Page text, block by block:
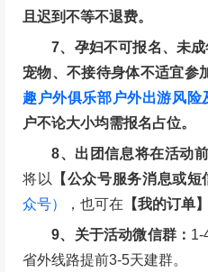
1、退款保障：因组织方
还报名费
2、涉及大交通（特指
地）的行程，请务必联系客
认成行后方可预定大交通，
由个人承担。
3、特殊线路（如含火车
程导致无法按如上约定退改
信通知）为准。
4、如按上述约定比例扣